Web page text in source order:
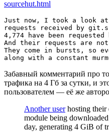
sourcehut.html
Just now , I took a look at
requests
received by git .
4 , 774 have been requested
And
their requests are not
They come in bursts , so
along with a constant
Забавный комментарий про
трафика на 4 Гб за сутки, и
пользователем — её же
Another userhosting their
module being
day, generating 4 GiB of